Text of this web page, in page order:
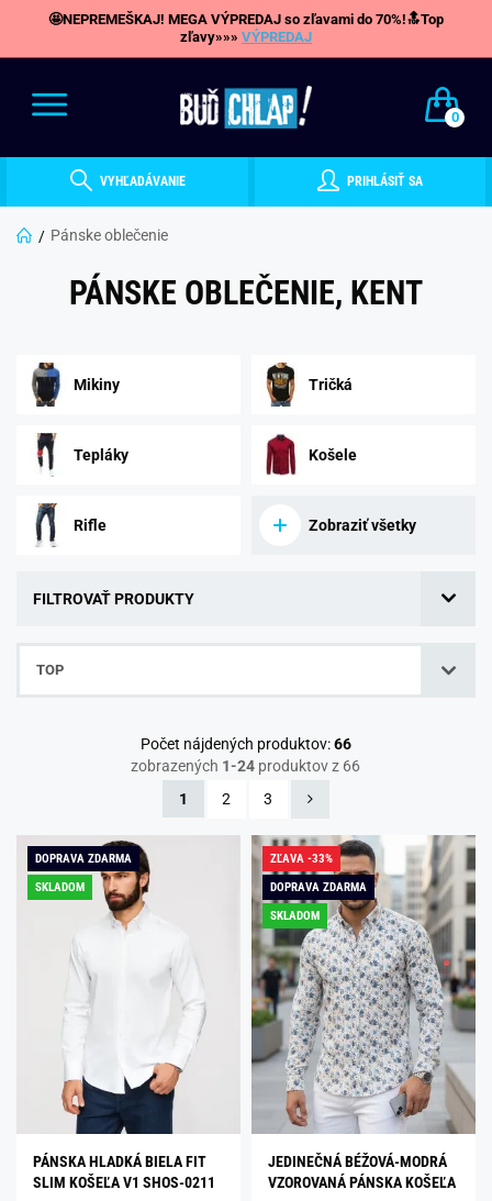
🤩NEPREMEŠKAJ! MEGA VÝPREDAJ so zľavami do 70%!🔝Top
zľavy»»» VÝPREDAJ
0
VYHĽADÁVANIE PRIHLÁSIŤ SA
Pánske oblečenie
PÁNSKE OBLEČENIE, KENT
Mikiny Tričká
Tepláky Košele
Rifle Zobraziť všetky
FILTROVAŤ PRODUKTY
TOP
Počet nájdených produktov:66
zobrazených 1-24 produktov z 66
1
2 3
DOPRAVA ZDARMA
SKLADOM
PÁNSKA HLADKÁ BIELA FIT
SLIM KOŠEĽA V1 SHOS-0211
ZĽAVA -33%
DOPRAVA ZDARMA
SKLADOM
JEDINEČNÁ BÉŽOVÁ-MODRÁ
VZOROVANÁ PÁNSKA KOŠEĽA